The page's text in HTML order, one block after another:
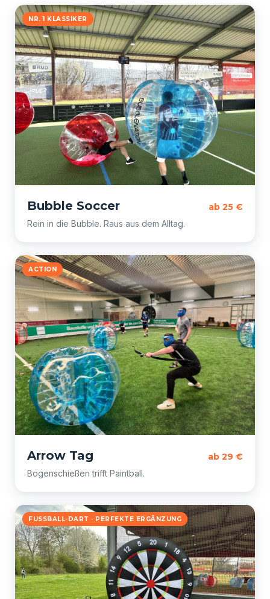
NR. 1 KLASSIKER
Bubble Soccer ab 25 €
Rein in die Bubble. Raus aus dem Alltag.
ACTION
Arrow Tag ab 29 €
Bogenschießen trifft Paintball.
FUSSBALL-DART · PERFEKTE ERGÄNZUNG